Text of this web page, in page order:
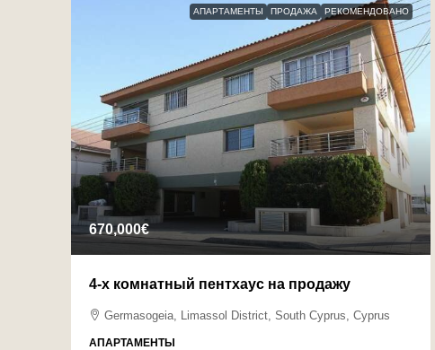
АПАРТАМЕНТЫ ПРОДАЖА РЕКОМЕНДОВАНО
670,000€
4-х комнатный пентхаус на продажу
Germasogeia, Limassol District, South Cyprus, Cyprus
АПАРТАМЕНТЫ